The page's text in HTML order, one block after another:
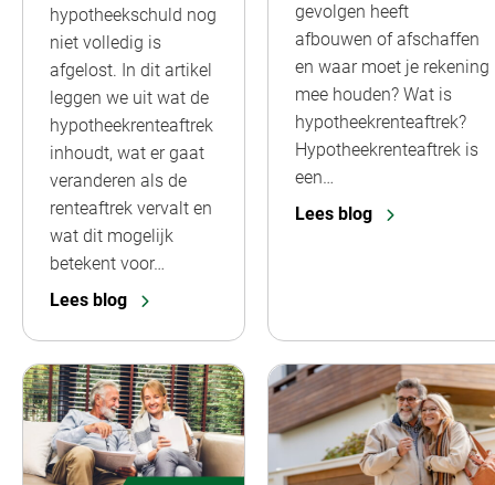
hypotheekschuld nog
niet volledig is
afgelost. In dit artikel
leggen we uit wat de
hypotheekrenteaftrek
inhoudt, wat er gaat
veranderen als de
renteaftrek vervalt en
wat dit mogelijk
betekent voor…
Lees blog
gevolgen heeft
afbouwen of afschaffen
en waar moet je rekening
mee houden? Wat is
hypotheekrenteaftrek?
Hypotheekrenteaftrek is
een…
Lees blog